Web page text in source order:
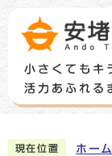
現在位置 ホーム